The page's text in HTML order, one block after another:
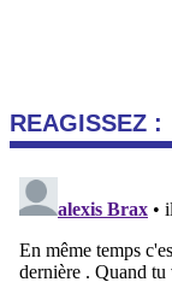
REAGISSEZ :